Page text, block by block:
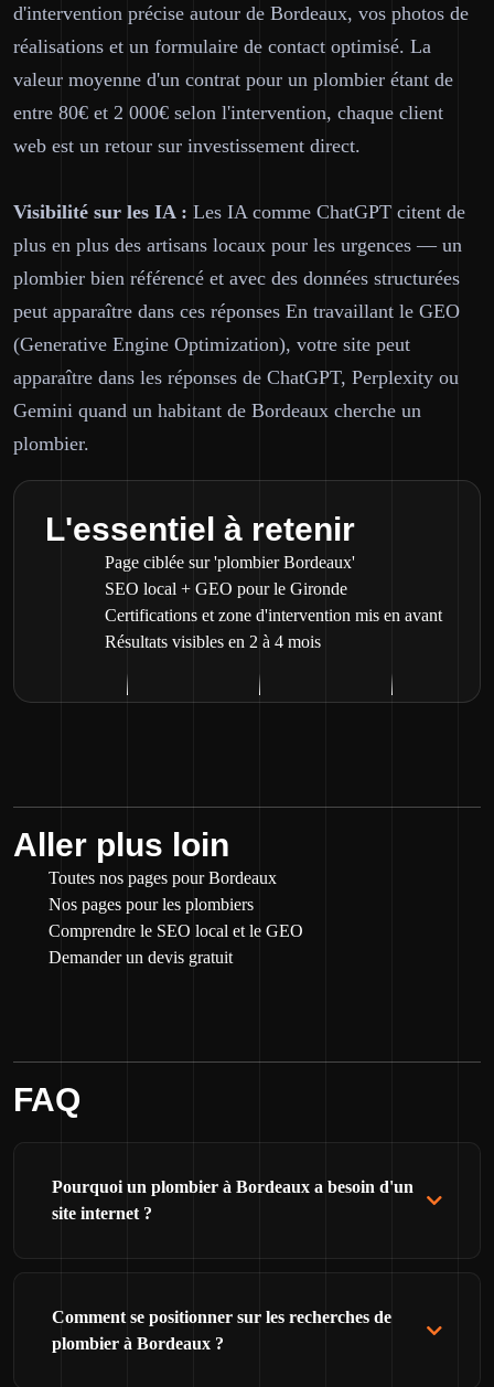
d'intervention précise autour de Bordeaux, vos photos de
réalisations et un formulaire de contact optimisé. La
valeur moyenne d'un contrat pour un plombier étant de
entre 80€ et 2 000€ selon l'intervention, chaque client
web est un retour sur investissement direct.
Visibilité sur les IA : Les IA comme ChatGPT citent de
plus en plus des artisans locaux pour les urgences — un
plombier bien référencé et avec des données structurées
peut apparaître dans ces réponses En travaillant le GEO
(Generative Engine Optimization), votre site peut
apparaître dans les réponses de ChatGPT, Perplexity ou
Gemini quand un habitant de Bordeaux cherche un
plombier.
L'essentiel à retenir
Page ciblée sur 'plombier Bordeaux'
SEO local + GEO pour le Gironde
Certifications et zone d'intervention mis en avant
Résultats visibles en 2 à 4 mois
Aller plus loin
Toutes nos pages pour Bordeaux
Nos pages pour les plombiers
Comprendre le SEO local et le GEO
Demander un devis gratuit
FAQ
Pourquoi un plombier à Bordeaux a besoin d'un
site internet ?
Comment se positionner sur les recherches de
plombier à Bordeaux ?